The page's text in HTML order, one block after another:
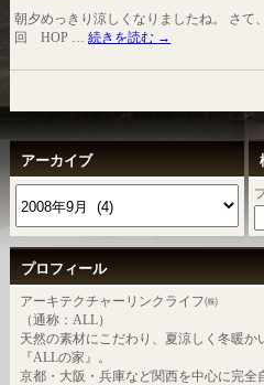
朝夕めっきり涼しくなりましたね。 さて
回 HOP …続きを読む →
アーカイブ
プロフィール
アーキテクチャーリンクライフ㈱
（通称：ALL）
天然の素材にこだわり、夏涼しく冬暖
『ALLの家』。
京都・大阪・兵庫など関西を中心に完